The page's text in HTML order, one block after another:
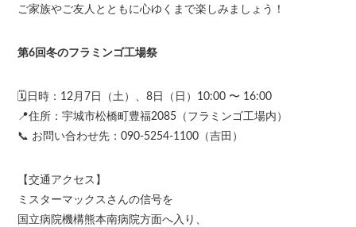
ご家族やご友人とともに心ゆくまで楽しみましょう！
第6回冬のフラミンゴ工場祭
🗓️日時：12月7日（土）、8日（日）10:00 〜 16:00
📍住所：宇城市松橋町豊福2085（フラミンゴ工場内）
📞 お問い合わせ先：090-5254-1100（吉田）
【交通アクセス】
ミスターマックスさんの信号を
国立病院機構熊本南病院方面へ入り、